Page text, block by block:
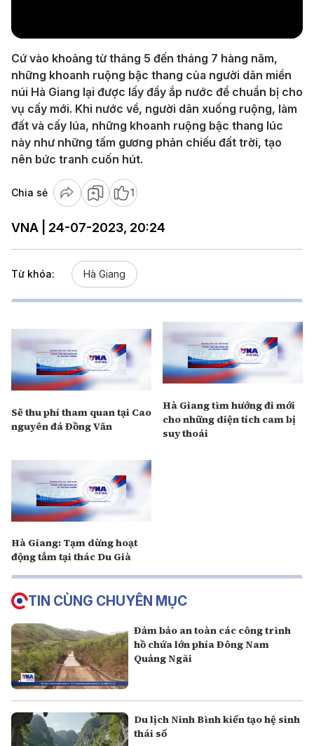
Video
Cứ vào khoảng từ tháng 5 đến tháng 7 hàng năm,
những khoanh ruộng bậc thang của người dân miền
núi Hà Giang lại được lấy đầy ắp nước để chuẩn bị cho
vụ cấy mới. Khi nước về, người dân xuống ruộng, làm
đất và cấy lúa, những khoanh ruộng bậc thang lúc
này như những tấm gương phản chiếu đất trời, tạo
nên bức tranh cuốn hút.
Chia sẻ 1
VNA | 24-07-2023, 20:24
Từ khóa: Hà Giang
Sẽ thu phí tham quan tại Cao
nguyên đá Đồng Văn
Hà Giang tìm hướng đi mới
cho những diện tích cam bị
suy thoái
Hà Giang: Tạm dừng hoạt
động tắm tại thác Du Già
TIN CÙNG CHUYÊN MỤC
Đảm bảo an toàn các công trình
hồ chứa lớn phía Đông Nam
Quảng Ngãi
Du lịch Ninh Bình kiến tạo hệ sinh
thái số